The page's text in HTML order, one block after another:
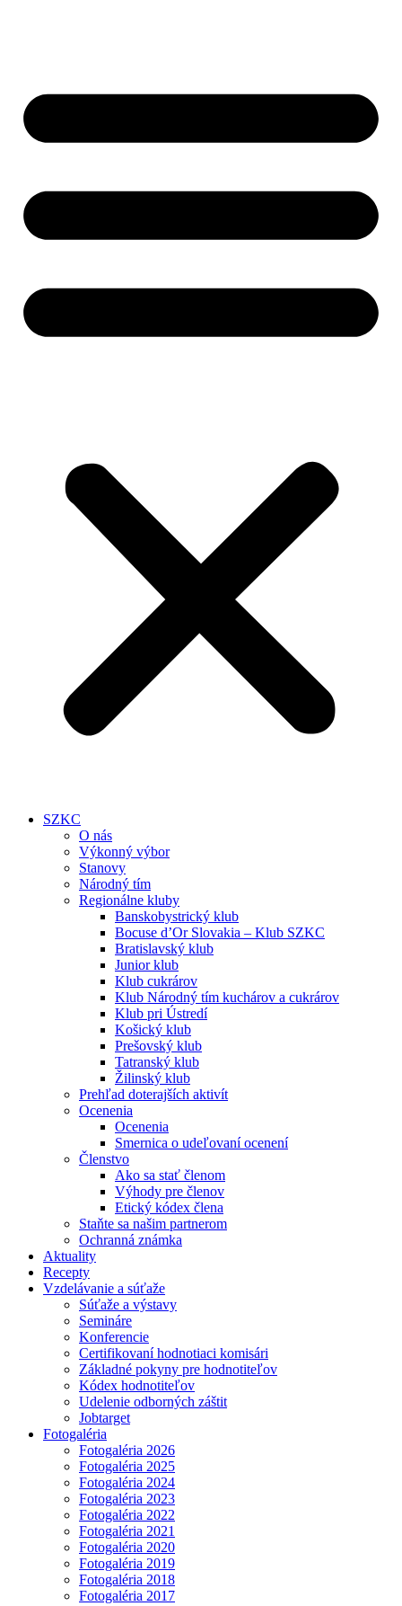
SZKC
O nás
Výkonný výbor
Stanovy
Národný tím
Regionálne kluby
Banskobystrický klub
Bocuse d’Or Slovakia – Klub SZKC
Bratislavský klub
Junior klub
Klub cukrárov
Klub Národný tím kuchárov a cukrárov
Klub pri Ústredí
Košický klub
Prešovský klub
Tatranský klub
Žilinský klub
Prehľad doterajších aktivít
Ocenenia
Ocenenia
Smernica o udeľovaní ocenení
Členstvo
Ako sa stať členom
Výhody pre členov
Etický kódex člena
Staňte sa našim partnerom
Ochranná známka
Aktuality
Recepty
Vzdelávanie a súťaže
Súťaže a výstavy
Semináre
Konferencie
Certifikovaní hodnotiaci komisári
Základné pokyny pre hodnotiteľov
Kódex hodnotiteľov
Udelenie odborných záštit
Jobtarget
Fotogaléria
Fotogaléria 2026
Fotogaléria 2025
Fotogaléria 2024
Fotogaléria 2023
Fotogaléria 2022
Fotogaléria 2021
Fotogaléria 2020
Fotogaléria 2019
Fotogaléria 2018
Fotogaléria 2017